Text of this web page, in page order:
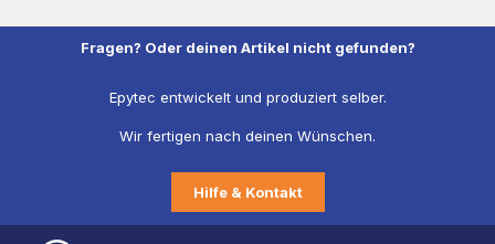
Fragen? Oder deinen Artikel nicht gefunden?
Epytec entwickelt und produziert selber.
Wir fertigen nach deinen Wünschen.
Hilfe & Kontakt